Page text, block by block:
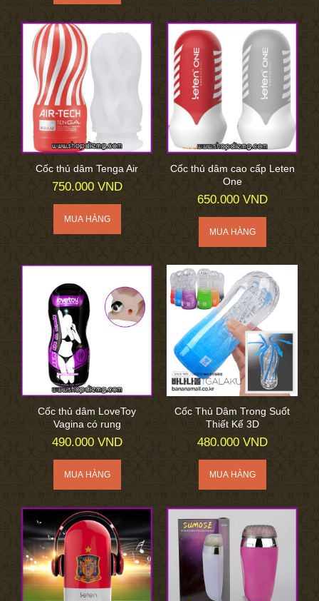
Cốc thủ dâm Tenga Air
750.000 VND
Cốc thủ dâm cao cấp Leten
One
650.000 VND
Cốc thủ dâm LoveToy
Vagina có rung
490.000 VND
Cốc Thủ Dâm Trong Suốt
Thiết Kế 3D
480.000 VND